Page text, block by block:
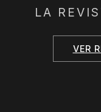
LA
VER